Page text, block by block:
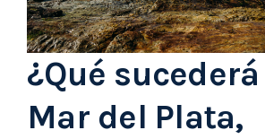
¿Qué
Mar del Plata,